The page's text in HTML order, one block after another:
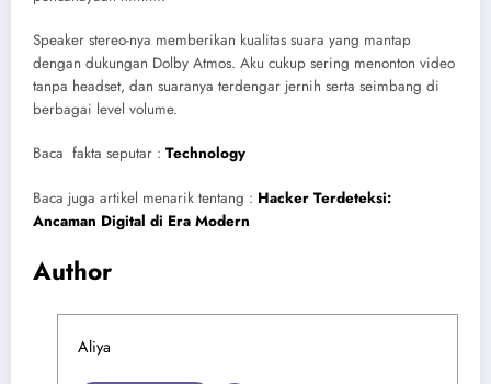
Speaker stereo-nya memberikan kualitas suara yang mantap
dengan dukungan Dolby Atmos. Aku cukup sering menonton video
tanpa headset, dan suaranya terdengar jernih serta seimbang di
berbagai level volume.
Baca fakta seputar : Technology
Baca juga artikel menarik tentang : Hacker Terdeteksi:
Ancaman Digital di Era Modern
Author
Aliya